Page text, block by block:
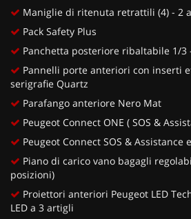
Maniglie di ritenuta retrattili (4) - 2
Pack Safety Plus
Panchetta posteriore ribaltabile 1/3
Pannelli porte anteriori con inserti
serigrafie Quartz
Parafango anteriore Nero Mat
Peugeot Connect ONE ( SOS &
Peugeot Connect SOS & Assistance
Piano di carico vano bagagli
posizioni)
Proiettori anteriori Peugeot LED
LED a 3 artigli